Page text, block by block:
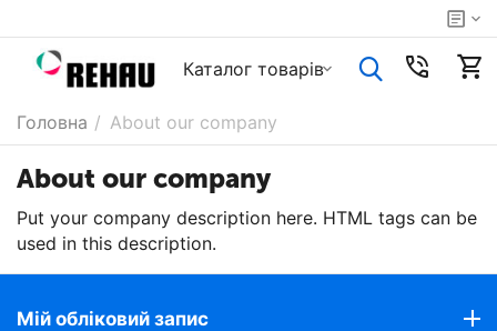
Каталог товарiв
Головна / About our company
About our company
Put your company description here. HTML tags can be
used in this description.
Мій обліковий запис